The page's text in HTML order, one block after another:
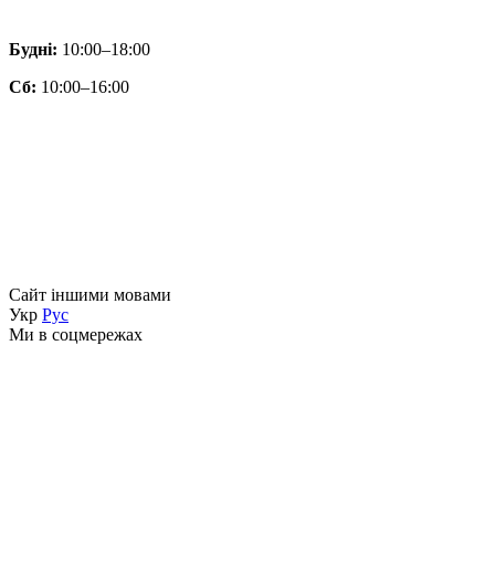
Будні: 10:00–18:00
Сб: 10:00–16:00
Сайт іншими мовами
Укр Рус
Ми в соцмережах